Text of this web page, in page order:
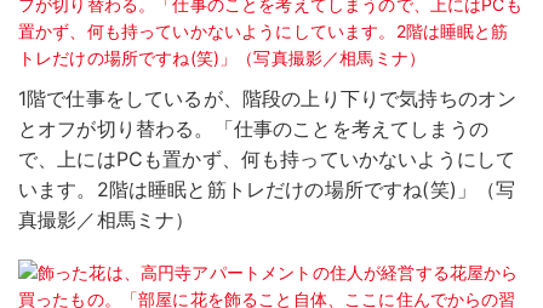
1階で仕事をしているが、階段の上り下りで気持ちのオン
とオフが切り替わる。「仕事のことを考えてしまうの
で、上にはPCも置かず、何も持っていかないようにして
います。2階は睡眠と筋トレだけの場所ですね(笑)」（写
真撮影／相馬ミナ）